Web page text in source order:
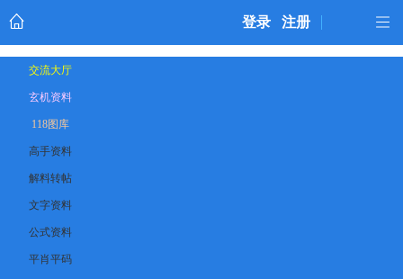
登录 注册
交流大厅
玄机资料
118图库
高手资料
解料转帖
文字资料
公式资料
平肖平码